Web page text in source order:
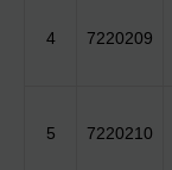
4 7220209
5 7220210